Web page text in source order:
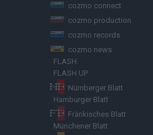
cozmo connect
cozmo production
cozmo records
cozmo news
FLASH
FLASH UP
Nürnberger Blatt
Hamburger Blatt
Fränkisches Blatt
Münchener Blatt